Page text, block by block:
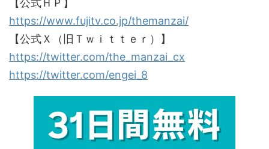
【公式ＨＰ】
https://www.fujitv.co.jp/themanzai/
【公式Ｘ（旧Ｔｗｉｔｔｅｒ）】
https://twitter.com/the_manzai_cx
https://twitter.com/engei_8